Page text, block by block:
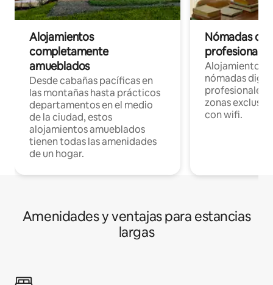
Alojamientos
completamente
amueblados
Desde cabañas pacíficas en
las montañas hasta prácticos
departamentos en el medio
de la ciudad, estos
alojamientos amueblados
tienen todas las amenidades
de un hogar.
Nómadas
Alojamientos
nómadas
profesionales
zonas
con wifi.
Amenidades y ventajas para estancias
largas